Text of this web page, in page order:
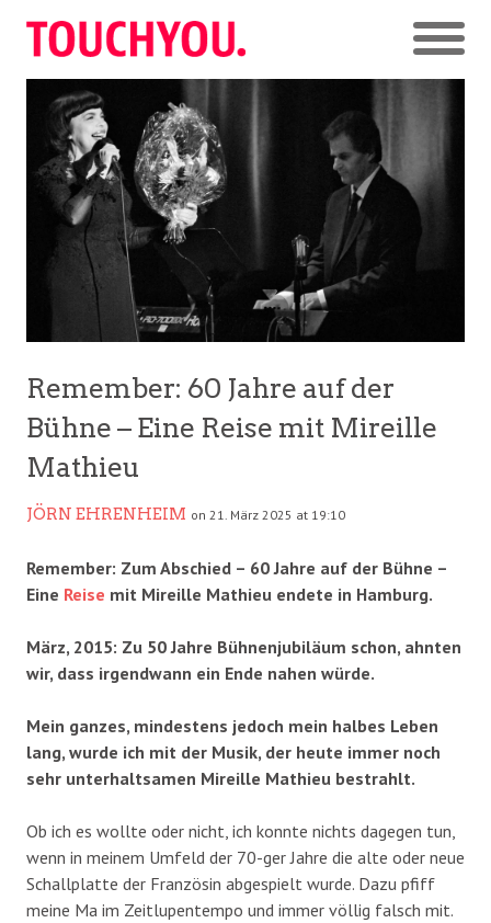
Remember: 60 Jahre auf der
Bühne – Eine Reise mit Mireille
Mathieu
JÖRN EHRENHEIM on 21. März 2025 at 19:10
Remember: Zum Abschied – 60 Jahre auf der Bühne –
Eine Reise mit Mireille Mathieu endete in Hamburg.
März, 2015: Zu 50 Jahre Bühnenjubiläum schon, ahnten
wir, dass irgendwann ein Ende nahen würde.
Mein ganzes, mindestens jedoch mein halbes Leben
lang, wurde ich mit der Musik, der heute immer noch
sehr unterhaltsamen Mireille Mathieu bestrahlt.
Ob ich es wollte oder nicht, ich konnte nichts dagegen tun,
wenn in meinem Umfeld der 70-ger Jahre die alte oder neue
Schallplatte der Französin abgespielt wurde. Dazu pfiff
meine Ma im Zeitlupentempo und immer völlig falsch mit.